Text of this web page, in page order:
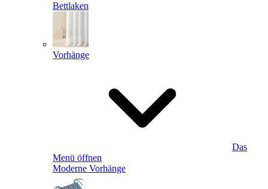
Bettlaken
Vorhänge
Das
Menü öffnen
Moderne Vorhänge